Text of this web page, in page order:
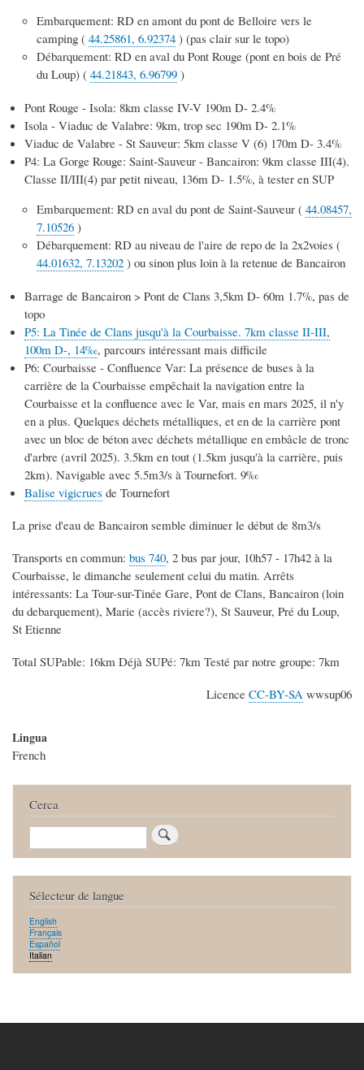
Embarquement: RD en amont du pont de Belloire vers le
camping ( 44.25861, 6.92374 ) (pas clair sur le topo)
Débarquement: RD en aval du Pont Rouge (pont en bois de Pré
du Loup) ( 44.21843, 6.96799 )
Pont Rouge - Isola: 8km classe IV-V 190m D- 2.4%
Isola - Viaduc de Valabre: 9km, trop sec 190m D- 2.1%
Viaduc de Valabre - St Sauveur: 5km classe V (6) 170m D- 3.4%
P4: La Gorge Rouge: Saint-Sauveur - Bancairon: 9km classe III(4).
Classe II/III(4) par petit niveau, 136m D- 1.5%, à tester en SUP
Embarquement: RD en aval du pont de Saint-Sauveur ( 44.08457,
7.10526 )
Débarquement: RD au niveau de l'aire de repo de la 2x2voies (
44.01632, 7.13202 ) ou sinon plus loin à la retenue de Bancairon
Barrage de Bancairon > Pont de Clans 3,5km D- 60m 1.7%, pas de
topo
P5: La Tinée de Clans jusqu'à la Courbaisse. 7km classe II-III,
100m D-, 14‰, parcours intéressant mais difficile
P6: Courbaisse - Confluence Var: La présence de buses à la
carrière de la Courbaisse empêchait la navigation entre la
Courbaisse et la confluence avec le Var, mais en mars 2025, il n'y
en a plus. Quelques déchets métalliques, et en de la carrière pont
avec un bloc de béton avec déchets métallique en embâcle de tronc
d'arbre (avril 2025). 3.5km en tout (1.5km jusqu'à la carrière, puis
2km). Navigable avec 5.5m3/s à Tournefort. 9‰
Balise vigicrues de Tournefort
La prise d'eau de Bancairon semble diminuer le début de 8m3/s
Transports en commun: bus 740, 2 bus par jour, 10h57 - 17h42 à la
Courbaisse, le dimanche seulement celui du matin. Arrêts
intéressants: La Tour-sur-Tinée Gare, Pont de Clans, Bancairon (loin
du debarquement), Marie (accès riviere?), St Sauveur, Pré du Loup,
St Etienne
Total SUPable: 16km Déjà SUPé: 7km Testé par notre groupe: 7km
Licence CC-BY-SA wwsup06
Lingua
French
Cerca
Cerca
Sélecteur de langue
English
Français
Español
Italian